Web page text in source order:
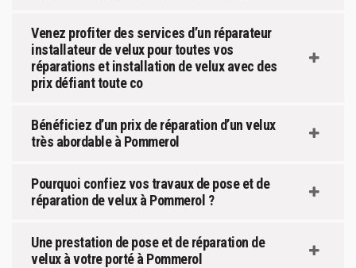
Venez profiter des services d’un réparateur
installateur de velux pour toutes vos
réparations et installation de velux avec des
prix défiant toute co
Bénéficiez d’un prix de réparation d’un velux
très abordable à Pommerol
Pourquoi confiez vos travaux de pose et de
réparation de velux à Pommerol ?
Une prestation de pose et de réparation de
velux à votre porté à Pommerol